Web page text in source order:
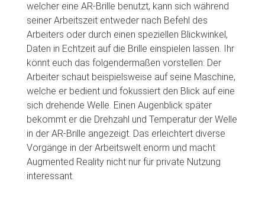
welcher eine AR-Brille benutzt, kann sich während
seiner Arbeitszeit entweder nach Befehl des
Arbeiters oder durch einen speziellen Blickwinkel,
Daten in Echtzeit auf die Brille einspielen lassen. Ihr
könnt euch das folgendermaßen vorstellen: Der
Arbeiter schaut beispielsweise auf seine Maschine,
welche er bedient und fokussiert den Blick auf eine
sich drehende Welle. Einen Augenblick später
bekommt er die Drehzahl und Temperatur der Welle
in der AR-Brille angezeigt. Das erleichtert diverse
Vorgänge in der Arbeitswelt enorm und macht
Augmented Reality nicht nur für private Nutzung
interessant.